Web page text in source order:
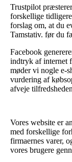
Trustpilot
forskellige
forslag om, at du
Tamstativ. før du
Facebook
indtryk af internet
møder vi nogle e-
vurdering af
afveje
Vores website er
med forskellige
firmaernes varer,
vores brugere